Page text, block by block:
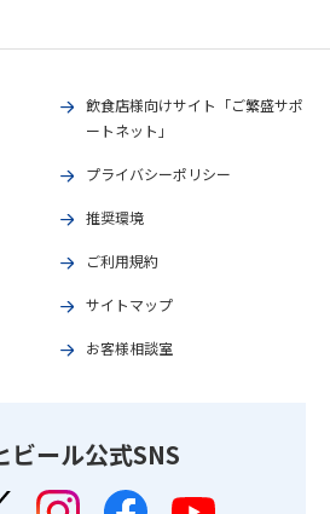
飲食店様向けサイト「ご繁盛サポ
ートネット」
プライバシーポリシー
推奨環境
ご利用規約
サイトマップ
お客様相談室
ビール公式SNS